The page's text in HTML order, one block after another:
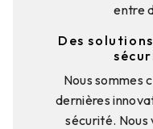
entre
Des
Nous sommes
dernières
sécurité. Nous